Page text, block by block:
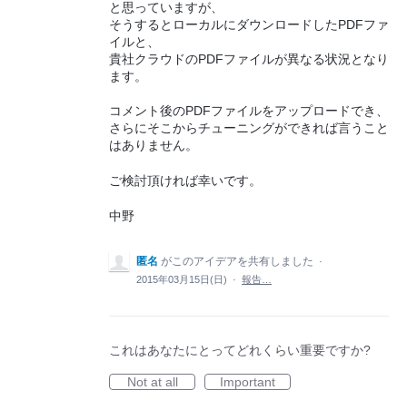
と思っていますが、
そうするとローカルにダウンロードしたPDFファ
イルと、
貴社クラウドのPDFファイルが異なる状況となり
ます。
コメント後のPDFファイルをアップロードでき、
さらにそこからチューニングができれば言うこと
はありません。
ご検討頂ければ幸いです。
中野
匿名 がこのアイデアを共有しました
·
2015年03月15日(日)
· 報告…
これはあなたにとってどれくらい重要ですか?
Not at all
Important